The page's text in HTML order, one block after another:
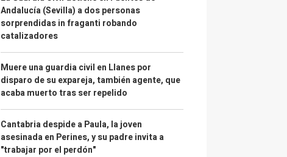
Andalucía (Sevilla) a dos personas
sorprendidas in fraganti robando
catalizadores
Muere una guardia civil en Llanes por
disparo de su expareja, también agente, que
acaba muerto tras ser repelido
Cantabria despide a Paula, la joven
asesinada en Perines, y su padre invita a
"trabajar por el perdón"